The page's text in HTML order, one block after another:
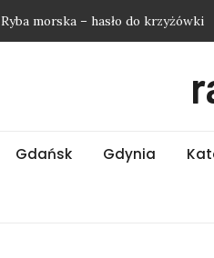
Ryba morska – hasło do krzyżówki
Najnowsze wiadomości Białystok –
Najnowsze wiadomości Bielsko-
Gdańsk Gdynia